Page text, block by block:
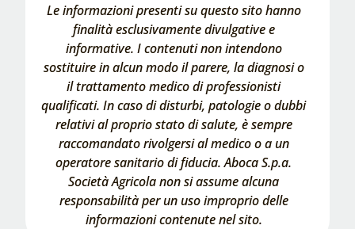
Le informazioni presenti su questo sito hanno
finalità esclusivamente divulgative e
informative. I contenuti non intendono
sostituire in alcun modo il parere, la diagnosi o
il trattamento medico di professionisti
qualificati. In caso di disturbi, patologie o dubbi
relativi al proprio stato di salute, è sempre
raccomandato rivolgersi al medico o a un
operatore sanitario di fiducia. Aboca S.p.a.
Società Agricola non si assume alcuna
responsabilità per un uso improprio delle
informazioni contenute nel sito.